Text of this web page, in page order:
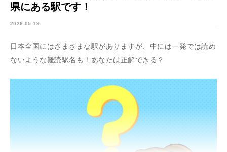
県にある駅です！
2026.05.19
日本全国にはさまざまな駅がありますが、中には一発では読め
ないような難読駅名も！あなたは正解できる？